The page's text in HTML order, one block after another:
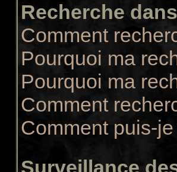
Recherche
Comment
Pourquoi ma
Pourquoi ma
Comment
Comment puis-
Surveillance